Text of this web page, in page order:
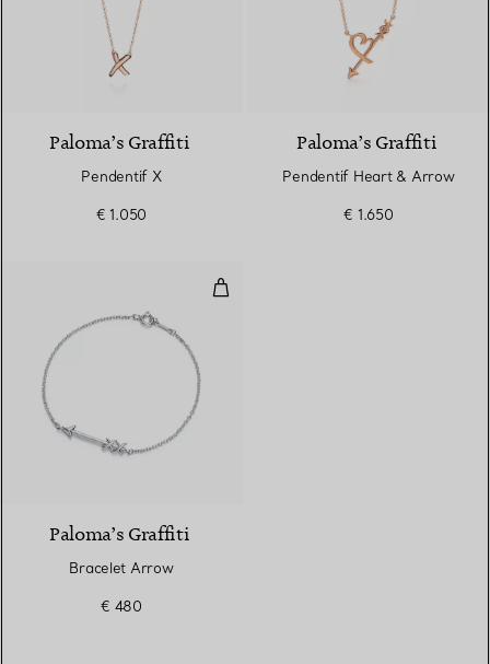
2 Matériaux
Paloma’s Graffiti
Pendentif X
€ 1.050
Paloma’s Graffiti
Pendentif Heart & Arrow
€ 1.650
Bracelet Arrow
Paloma’s Graffiti
Bracelet Arrow
€ 480